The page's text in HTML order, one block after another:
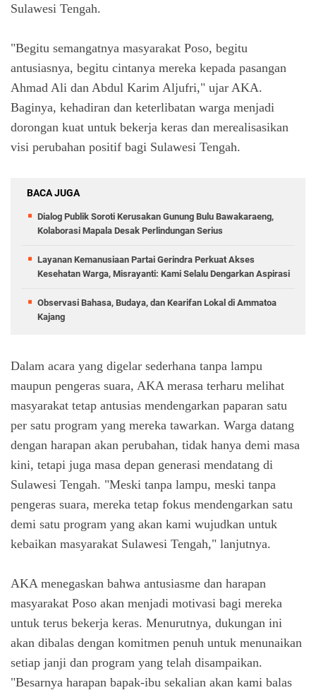
Sulawesi Tengah.
"Begitu semangatnya masyarakat Poso, begitu
antusiasnya, begitu cintanya mereka kepada pasangan
Ahmad Ali dan Abdul Karim Aljufri," ujar AKA.
Baginya, kehadiran dan keterlibatan warga menjadi
dorongan kuat untuk bekerja keras dan merealisasikan
visi perubahan positif bagi Sulawesi Tengah.
BACA JUGA
Dialog Publik Soroti Kerusakan Gunung Bulu Bawakaraeng,
Kolaborasi Mapala Desak Perlindungan Serius
Layanan Kemanusiaan Partai Gerindra Perkuat Akses
Kesehatan Warga, Misrayanti: Kami Selalu Dengarkan Aspirasi
Observasi Bahasa, Budaya, dan Kearifan Lokal di Ammatoa
Kajang
Dalam acara yang digelar sederhana tanpa lampu
maupun pengeras suara, AKA merasa terharu melihat
masyarakat tetap antusias mendengarkan paparan satu
per satu program yang mereka tawarkan. Warga datang
dengan harapan akan perubahan, tidak hanya demi masa
kini, tetapi juga masa depan generasi mendatang di
Sulawesi Tengah. "Meski tanpa lampu, meski tanpa
pengeras suara, mereka tetap fokus mendengarkan satu
demi satu program yang akan kami wujudkan untuk
kebaikan masyarakat Sulawesi Tengah," lanjutnya.
AKA menegaskan bahwa antusiasme dan harapan
masyarakat Poso akan menjadi motivasi bagi mereka
untuk terus bekerja keras. Menurutnya, dukungan ini
akan dibalas dengan komitmen penuh untuk menunaikan
setiap janji dan program yang telah disampaikan.
"Besarnya harapan bapak-ibu sekalian akan kami balas